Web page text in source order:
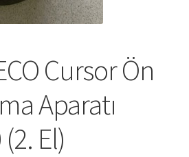
Cursor Ön
Aparatı
El)